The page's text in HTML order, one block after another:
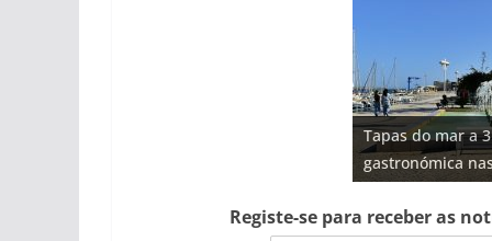
Tapas do mar a
gastronómica
Projeto
milhões de
hotéis (com
Tempestades
arribas em risco
Foto do dia:
entre redes e
Milagre da
Algarve voltam a
Registe-se para receber as